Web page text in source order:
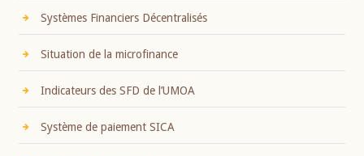
Systèmes Financiers Décentralisés
Situation de la microfinance
Indicateurs des SFD de l’UMOA
Système de paiement SICA